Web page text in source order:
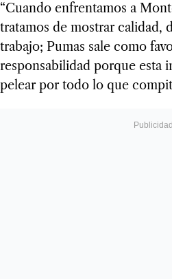
“Cuando enfrentamos a
tratamos de mostrar calidad,
trabajo; Pumas sale como
responsabilidad porque esta
pelear por todo lo que